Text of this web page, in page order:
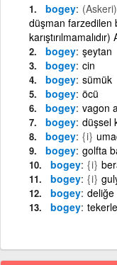
bogey (Askeri)
düşman farzedilen
bogey şeytan
bogey cin
bogey sümük
bogey öcü
bogey vagon
bogey düşsel
bogey {i}
bogey golfta
bogey {i}
bogey {i}
bogey deliğe
bogey